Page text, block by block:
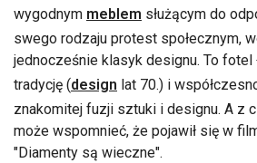
wygodnym meblem służącym do
swego rodzaju protest społecznym,
jednocześnie klasyk designu. To fotel
tradycję (design lat 70.) i
znakomitej fuzji sztuki i designu. A z
może wspomnieć, że pojawił się w
"Diamenty są wieczne".